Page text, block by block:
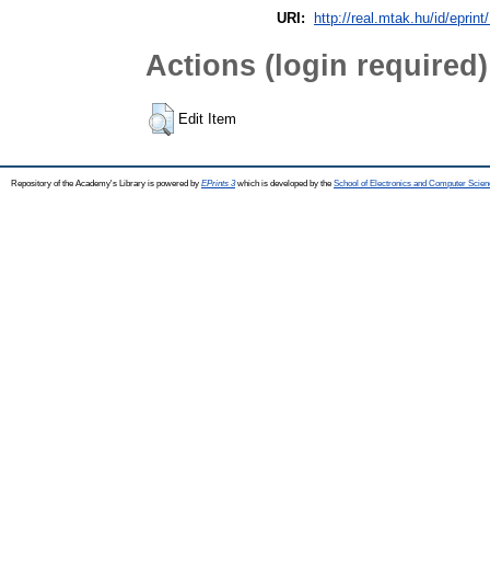
URI: http://real.mtak.hu/id/
Actions (login required)
Edit Item
Repository of the Academy's Library is powered by EPrints 3which is developed by the School of Electronics and Computer